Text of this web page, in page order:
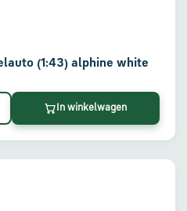
(1:43) alphine white
In winkelwagen